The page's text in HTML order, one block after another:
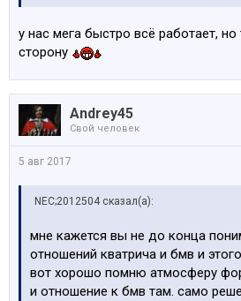
у нас мега быстро всё работает,
сторону
Andrey45
Свой человек
5 авг 2017
NEC;2012504 сказал(а):
мне кажется вы не до конца
отношений кватрича и бмв и
вот хорошо помню атмосферу
и отношение к бмв там. само